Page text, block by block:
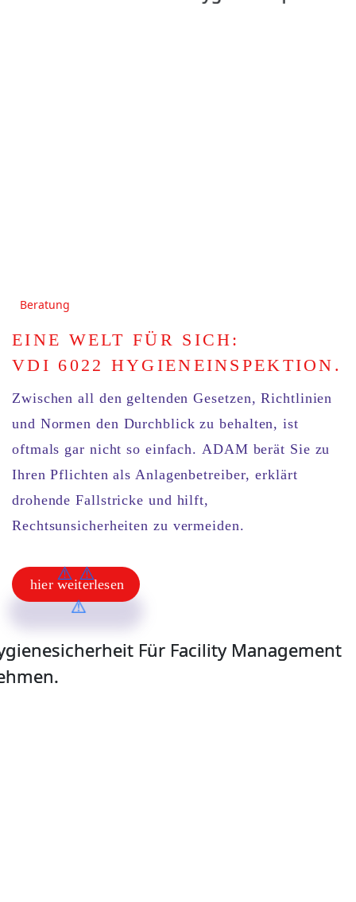
Beratung
EINE WELT FÜR SICH:
VDI 6022 HYGIENEINSPEKTION.
Zwischen all den geltendenGesetzen, Richtlinien
und Normen den Durchblick zu behalten, ist
oftmals gar nicht so einfach. ADAM berät Sie zu
IhrenPflichten als Anlagenbetreiber, erklärt
drohende Fallstricke und hilft,
Rechtsunsicherheiten zu vermeiden.
hier weiterlesen
hier weiterlesen